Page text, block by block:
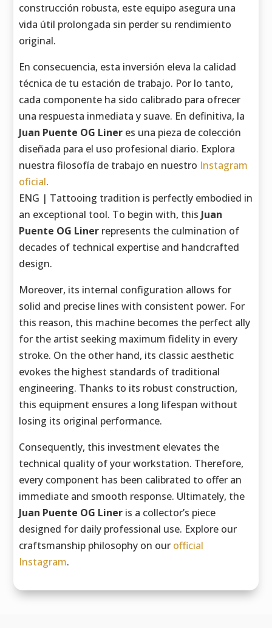
construcción robusta, este equipo asegura una
vida útil prolongada sin perder su rendimiento
original.
En consecuencia, esta inversión eleva la calidad
técnica de tu estación de trabajo. Por lo tanto,
cada componente ha sido calibrado para ofrecer
una respuesta inmediata y suave. En definitiva, la
Juan Puente OG Liner es una pieza de colección
diseñada para el uso profesional diario. Explora
nuestra filosofía de trabajo en nuestro Instagram
oficial.
ENG | Tattooing tradition is perfectly embodied in
an exceptional tool. To begin with, this Juan
Puente OG Liner represents the culmination of
decades of technical expertise and handcrafted
design.
Moreover, its internal configuration allows for
solid and precise lines with consistent power. For
this reason, this machine becomes the perfect ally
for the artist seeking maximum fidelity in every
stroke. On the other hand, its classic aesthetic
evokes the highest standards of traditional
engineering. Thanks to its robust construction,
this equipment ensures a long lifespan without
losing its original performance.
Consequently, this investment elevates the
technical quality of your workstation. Therefore,
every component has been calibrated to offer an
immediate and smooth response. Ultimately, the
Juan Puente OG Liner is a collector’s piece
designed for daily professional use. Explore our
craftsmanship philosophy on our official
Instagram.